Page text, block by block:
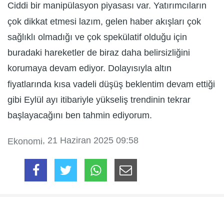
Ciddi bir manipülasyon piyasası var. Yatırımcıların
çok dikkat etmesi lazım, gelen haber akışları çok
sağlıklı olmadığı ve çok spekülatif olduğu için
buradaki hareketler de biraz daha belirsizliğini
korumaya devam ediyor. Dolayısıyla altın
fiyatlarında kısa vadeli düşüş beklentim devam ettiği
gibi Eylül ayı itibariyle yükseliş trendinin tekrar
başlayacağını ben tahmin ediyorum.
Ekonomi, 21 Haziran 2025 09:58